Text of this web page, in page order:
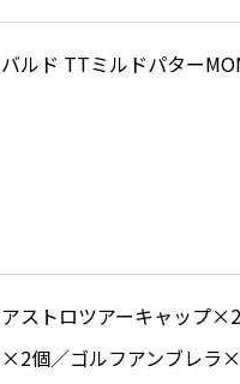
バルド TTミルドパター
アストロツアーキャップ
×2個／ゴルフアンブレラ